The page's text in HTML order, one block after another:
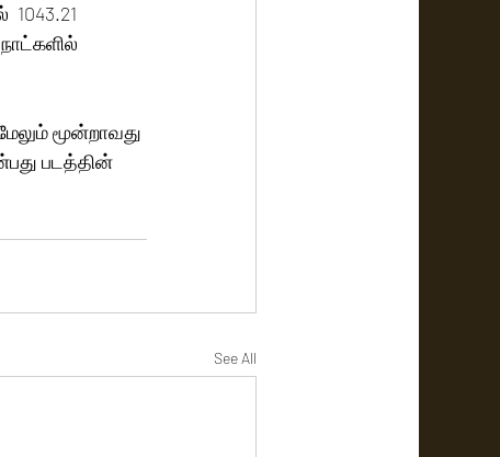
மூன்றாவது
படத்தின்
See All